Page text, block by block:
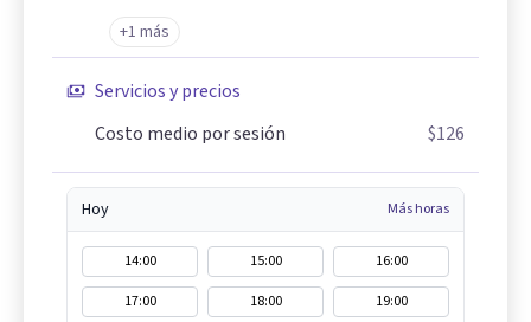
+1 más
Servicios y precios
Costo medio por sesión
$126
Hoy Más horas
14:00 15:00
16:00
17:00
18:00 19:00